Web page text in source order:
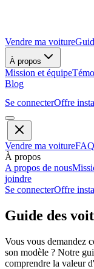
Vendre ma voiture
À propos
Mission et équipe
Blog
Se connecterOffre
Vendre ma voitureFAQ
À propos
A propos de nous
joindre
Se connecterOffre
Guide des
Vous vous demandez
son modèle ? Notre
comprendre la valeur